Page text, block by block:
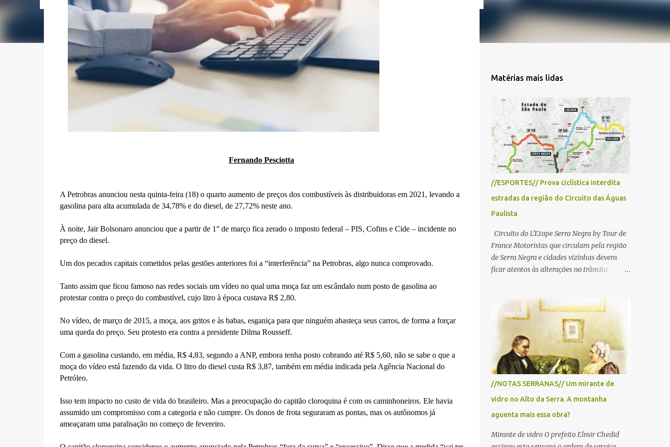
Fernando Pesciotta
A Petrobras anunciou nesta quinta-feira (18) o quarto aumento de preços dos combustíveis às distribuidoras em 2021, levando a
gasolina para alta acumulada de 34,78% e do diesel, de 27,72% neste ano.
À noite, Jair Bolsonaro anunciou que a partir de 1° de março fica zerado o imposto federal – PIS, Cofins e Cide – incidente no
preço do diesel.
Um dos pecados capitais cometidos pelas gestões anteriores foi a “interferência” na Petrobras, algo nunca comprovado.
Tanto assim que ficou famoso nas redes sociais um vídeo no qual uma moça faz um escândalo num posto de gasolina ao
protestar contra o preço do combustível, cujo litro à época custava R$ 2,80.
No vídeo, de março de 2015, a moça, aos gritos e às babas, esganiça para que ninguém abasteça seus carros, de forma a forçar
uma queda do preço. Seu protesto era contra a presidente Dilma Rousseff.
Com a gasolina custando, em média, R$ 4,83, segundo a ANP, embora tenha posto cobrando até R$ 5,60, não se sabe o que a
moça do vídeo está fazendo da vida. O litro do diesel custa R$ 3,87, também em média indicada pela Agência Nacional do
Petróleo.
Isso tem impacto no custo de vida do brasileiro. Mas a preocupação do capitão cloroquina é com os caminhoneiros. Ele havia
assumido um compromisso com a categoria e não cumpre. Os donos de frota seguraram as pontas, mas os autônomos já
ameaçaram uma paralisação no começo de fevereiro.
Matérias mais lidas
//ESPORTES// Prova ciclística interdita
estradas da região do Circuito das Águas
Paulista
Circuito do L'Etape Serra Negra by Tour de
France Motoristas que circulam pela região
de Serra Negra e cidades vizinhas devem
ficar atentos às alterações no trânsito
realização do L'Étape Serra Negra by Tour
de France presented by Nubank.
Considerado o principal circuito de ciclismo
amador da América Latina, o evento reunirá
atletas de diferentes regiões do país e terá
percursos passando pelos municípios de
Serra Negra, Amparo, Monte Alegre do Sul,
Lindoia e Socorro. Para garantir a segurança
dos participantes e do público, diversos
trechos de rodovias e estradas da região
longo da prova. A largada será na Rua
//NOTAS SERRANAS// Um mirante de
vidro no Alto da Serra. A montanha
aguenta mais essa obra?
Mirante de vidro O prefeito Elmir Chedid